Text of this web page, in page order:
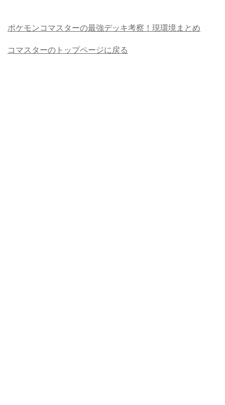
ポケモンコマスターの最強デッキ考察！現環境まとめ
コマスターのトップページに戻る